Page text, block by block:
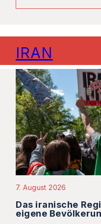
IRAN
7. August 2026
Das iranische
eigene